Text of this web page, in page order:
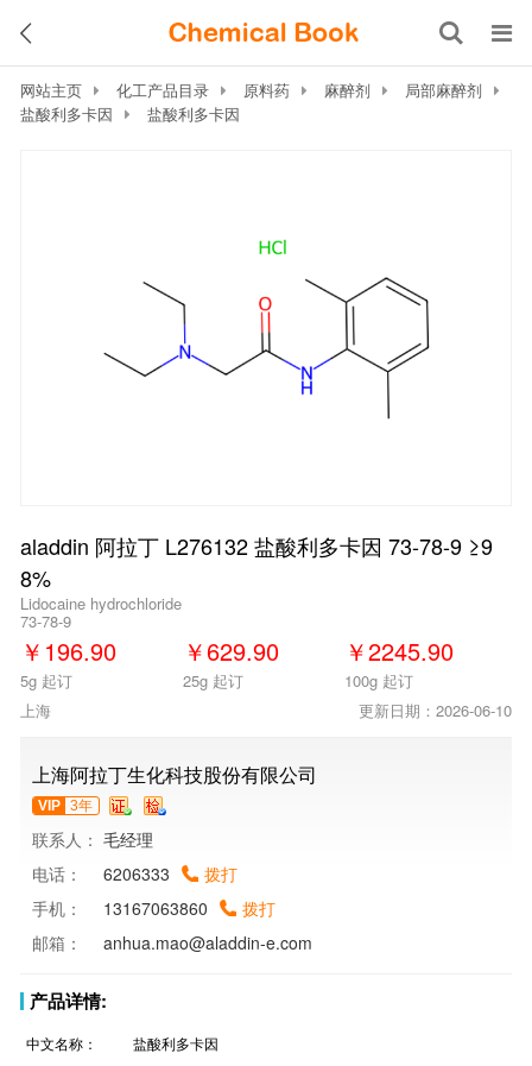
网站主页 化工产品目录 原料药 麻醉剂
局部麻醉剂
盐酸利多卡因
盐酸利多卡因
aladdin 阿拉丁 L276132 盐酸利多卡因 73-78-9 ≥9
8%
Lidocaine hydrochloride
73-78-9
￥ 196.90
5g 起订
￥629.90
25g 起订
￥2245.90
100g 起订
上海
更新日期：2026-06-10
上海阿拉丁生化科技股份有限公司
VIP 3年
联系人： 毛经理
电话：
6206333
拨打
手机：
13167063860
拨打
邮箱：
anhua.mao@aladdin-e.com
产品详情:
中文名称：
盐酸利多卡因